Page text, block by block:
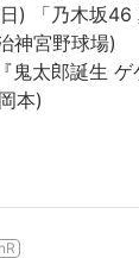
) 「乃木坂46
神宮野球場)
太郎誕生 ゲ
本)